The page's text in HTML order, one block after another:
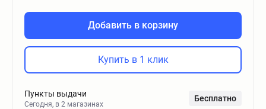
Добавить в корзину
Купить в 1 клик
Пункты выдачи
Сегодня, в 2 магазинах
Бесплатно